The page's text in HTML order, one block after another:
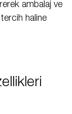
ambalaj ve
haline